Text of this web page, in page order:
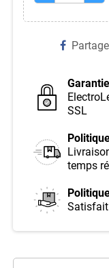
SSL
temps